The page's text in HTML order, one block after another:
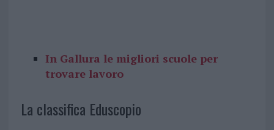
In Gallura le migliori scuole per
trovare lavoro
La classifica Eduscopio